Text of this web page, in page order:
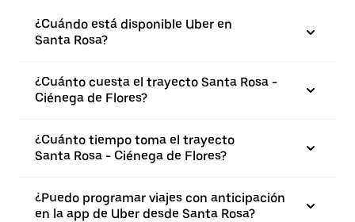
¿Cuándo está disponible Uber en
Santa Rosa?
¿Cuánto cuesta el trayecto Santa Rosa -
Ciénega de Flores?
¿Cuánto tiempo toma el trayecto
Santa Rosa - Ciénega de Flores?
¿Puedo programar viajes con anticipación
en la app de Uber desde Santa Rosa?